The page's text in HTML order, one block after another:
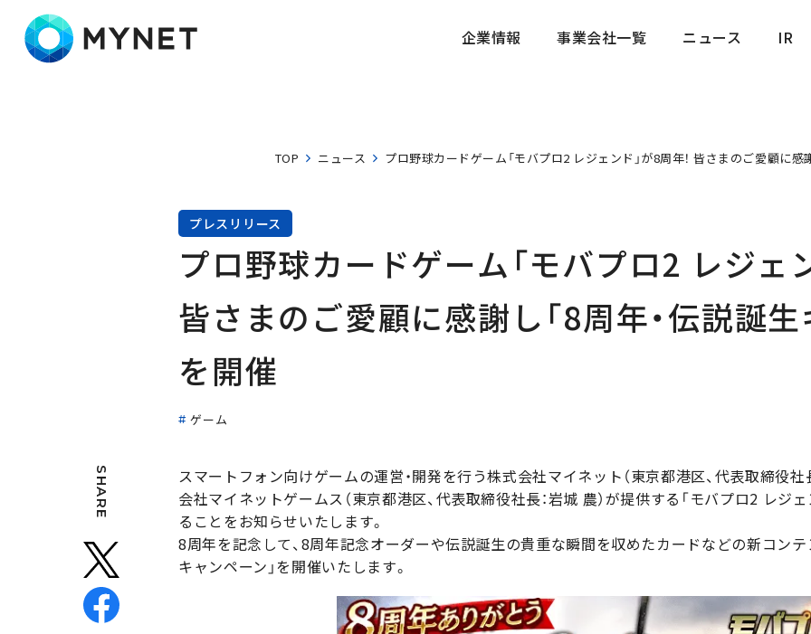
企業情報
事業会社一覧
ニュース
IR
TOP ニュース プロ野球カードゲーム「モバプロ2 レジェンド」が8周年！ 皆さまのご愛顧に感
プレスリリース
プロ野球カードゲーム「モバプロ2 レジェ
皆さまのご愛顧に感謝し「8周年・伝説誕生
を開催
ゲーム
SHARE
スマートフォン向けゲームの運営・開発を行う株式会社マイネット（東京都港区、代表取締役社
会社マイネットゲームス（東京都港区、代表取締役社長：岩城 農）が提供する「モバプロ2 レジ
ることをお知らせいたします。
8周年を記念して、8周年記念オーダーや伝説誕生の貴重な瞬間を収めたカードなどの新コンテ
キャンペーン」を開催いたします。